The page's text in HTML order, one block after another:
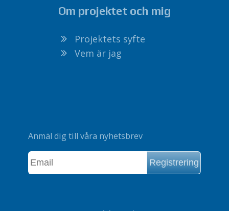
Om projektet och mig
Projektets syfte
Vem är jag
Anmäl dig till våra nyhetsbrev